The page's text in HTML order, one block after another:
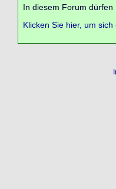
In diesem Forum
Klicken Sie hier, um sich